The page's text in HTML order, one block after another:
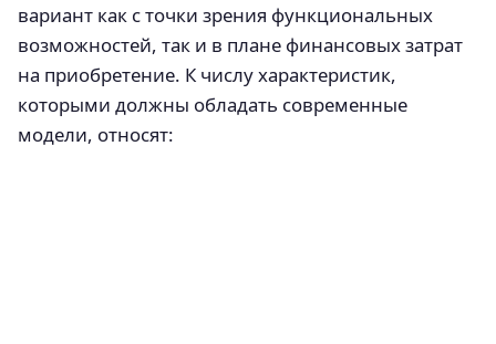
вариант как с точки зрения функциональных
возможностей, так и в плане финансовых затрат
на приобретение. К числу характеристик,
которыми должны обладать современные
модели, относят: